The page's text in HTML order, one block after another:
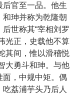
官至一品。他生
珅并称为乾隆朝
世称其“宰相刘罗
光正，史载他不算
其间，惟以滑稽悦
大勇斗和珅。与他
，中规中矩。偶
荔浦芋头乃后人